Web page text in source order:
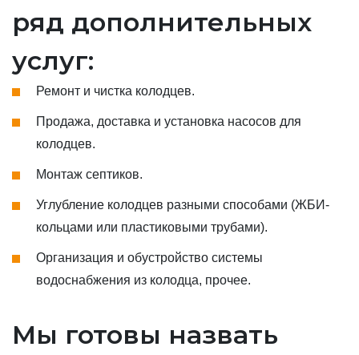
ряд дополнительных
услуг:
Ремонт и чистка колодцев.
Продажа, доставка и установка насосов для
колодцев.
Монтаж септиков.
Углубление колодцев разными способами (ЖБИ-
кольцами или пластиковыми трубами).
Организация и обустройство системы
водоснабжения из колодца, прочее.
Мы готовы назвать